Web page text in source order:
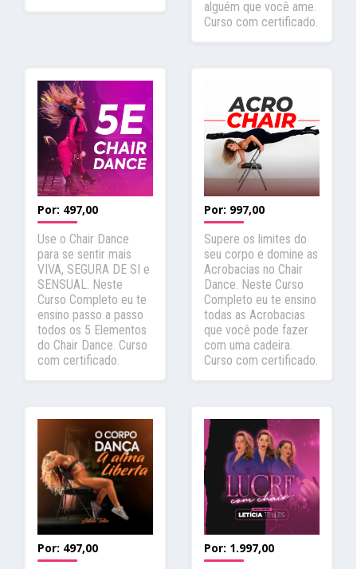
alguém que você ame.
Curso com certificado.
Por: 497,00
Use o Chair Dance
para se sentir mais
VIVA, SEGURA DE SI e
SENSUAL. Neste
Curso Completo eu te
ensino passo a passo
todos os 5 Elementos
do Chair Dance. Curso
com certificado.
Por: 997,00
Supere os limites do
seu corpo e domine as
Acrobacias no Chair
Dance. Neste Curso
Completo eu te ensino
todas as Acrobacias
que você pode fazer
com uma cadeira.
Curso com certificado.
Por: 497,00
Por: 1.997,00